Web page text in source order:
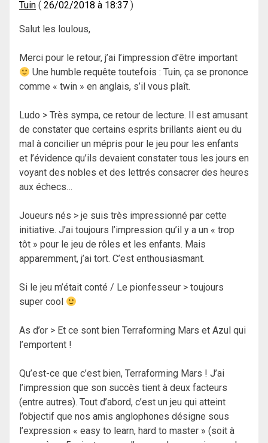
Tuin 26/02/2018 à 18:37
Salut les loulous,
Merci pour le retour, j’ai l’impression d’être important
Une humble requête toutefois : Tuin, ça se prononce
comme « twin » en anglais, s’il vous plaît.
Ludo > Très sympa, ce retour de lecture. Il est amusant
de constater que certains esprits brillants aient eu du
mal à concilier un mépris pour le jeu pour les enfants
et l’évidence qu’ils devaient constater tous les jours en
voyant des nobles et des lettrés consacrer des heures
aux échecs…
Joueurs nés > je suis très impressionné par cette
initiative. J’ai toujours l’impression qu’il y a un « trop
tôt » pour le jeu de rôles et les enfants. Mais
apparemment, j’ai tort. C’est enthousiasmant.
Si le jeu m’était conté / Le pionfesseur > toujours
super cool
As d’or > Et ce sont bien Terraforming Mars et Azul qui
l’emportent !
Qu’est-ce que c’est bien, Terraforming Mars ! J’ai
l’impression que son succès tient à deux facteurs
(entre autres). Tout d’abord, c’est un jeu qui atteint
l’objectif que nos amis anglophones désigne sous
l’expression « easy to learn, hard to master » (soit à